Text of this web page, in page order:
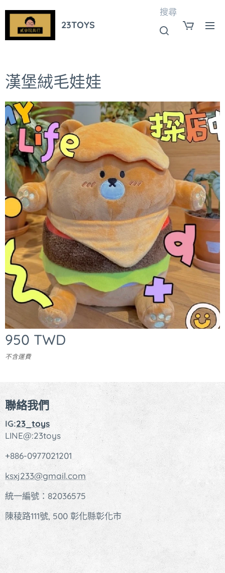
23TOYS
搜尋
漢堡絨毛娃娃
950 TWD
不含運費
聯絡我們
IG:23_toys
LINE@:23toys
+886-0977021201
ksxj233@gmail.com
統一編號：82036575
陳稜路111號, 500 彰化縣彰化市